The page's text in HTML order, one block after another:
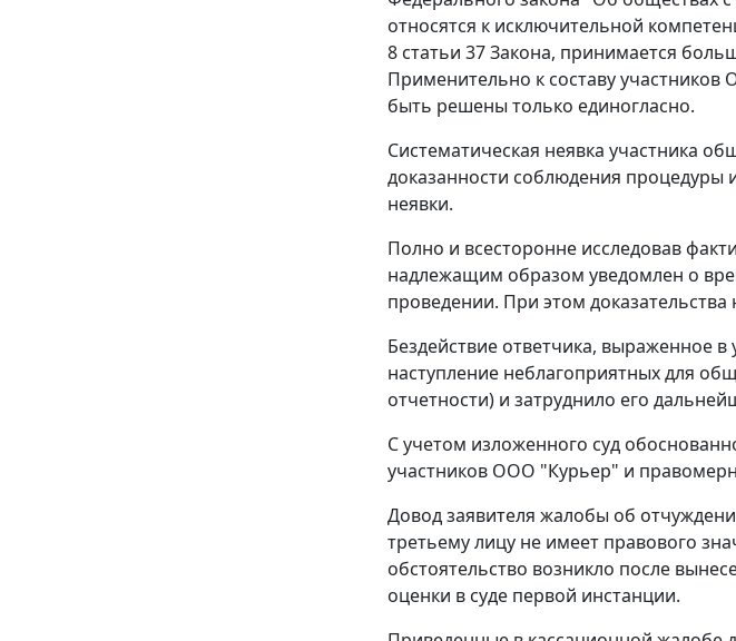
относятся к исключительной
8 статьи 37 Закона, принимается
Применительно к составу
быть решены только единогласно.
Систематическая неявка участника
доказанности соблюдения процедуры
неявки.
Полно и всесторонне исследовав
надлежащим образом уведомлен о
проведении. При этом
Бездействие ответчика, выраженное
наступление неблагоприятных для
отчетности) и затруднило его
С учетом изложенного суд
участников ООО "Курьер" и
Довод заявителя жалобы об
третьему лицу не имеет правового
обстоятельство возникло после
оценки в суде первой инстанции.